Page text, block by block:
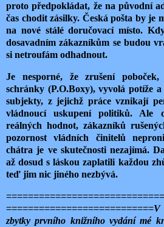
proto předpokládat, že na původní
čas chodit zásilky. Česká pošta by je
na nové stálé doručovací místo.
dosavadním zákazníkům se budou
si netroufám odhadnout.
Je nesporné, že zrušení
schránky (P.O.Boxy), vyvolá potíže
subjekty, z jejichž práce vznikají
vládnoucí uskupení politiků.
reálných hodnot, zákazníků
pozornost vládních činitelů
chátra je ve skutečnosti nezajímá.
až dosud s láskou zaplatili každou
teď jim nic jiného nezbývá.
===========================V
zbytky prvního knižního vydání mé